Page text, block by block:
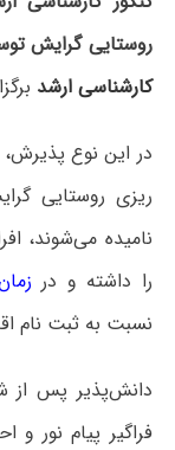
روستایی گرایش
کارشناسی ارشد
در این نوع پذیرش،
ریزی روستایی
نامیده می‌شوند،
را داشته و در
نسبت به ثبت نام
دانش‌پذیر پس از
فراگیر پیام نور و